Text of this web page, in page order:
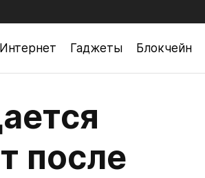
Интернет Гаджеты Блокчейн
после